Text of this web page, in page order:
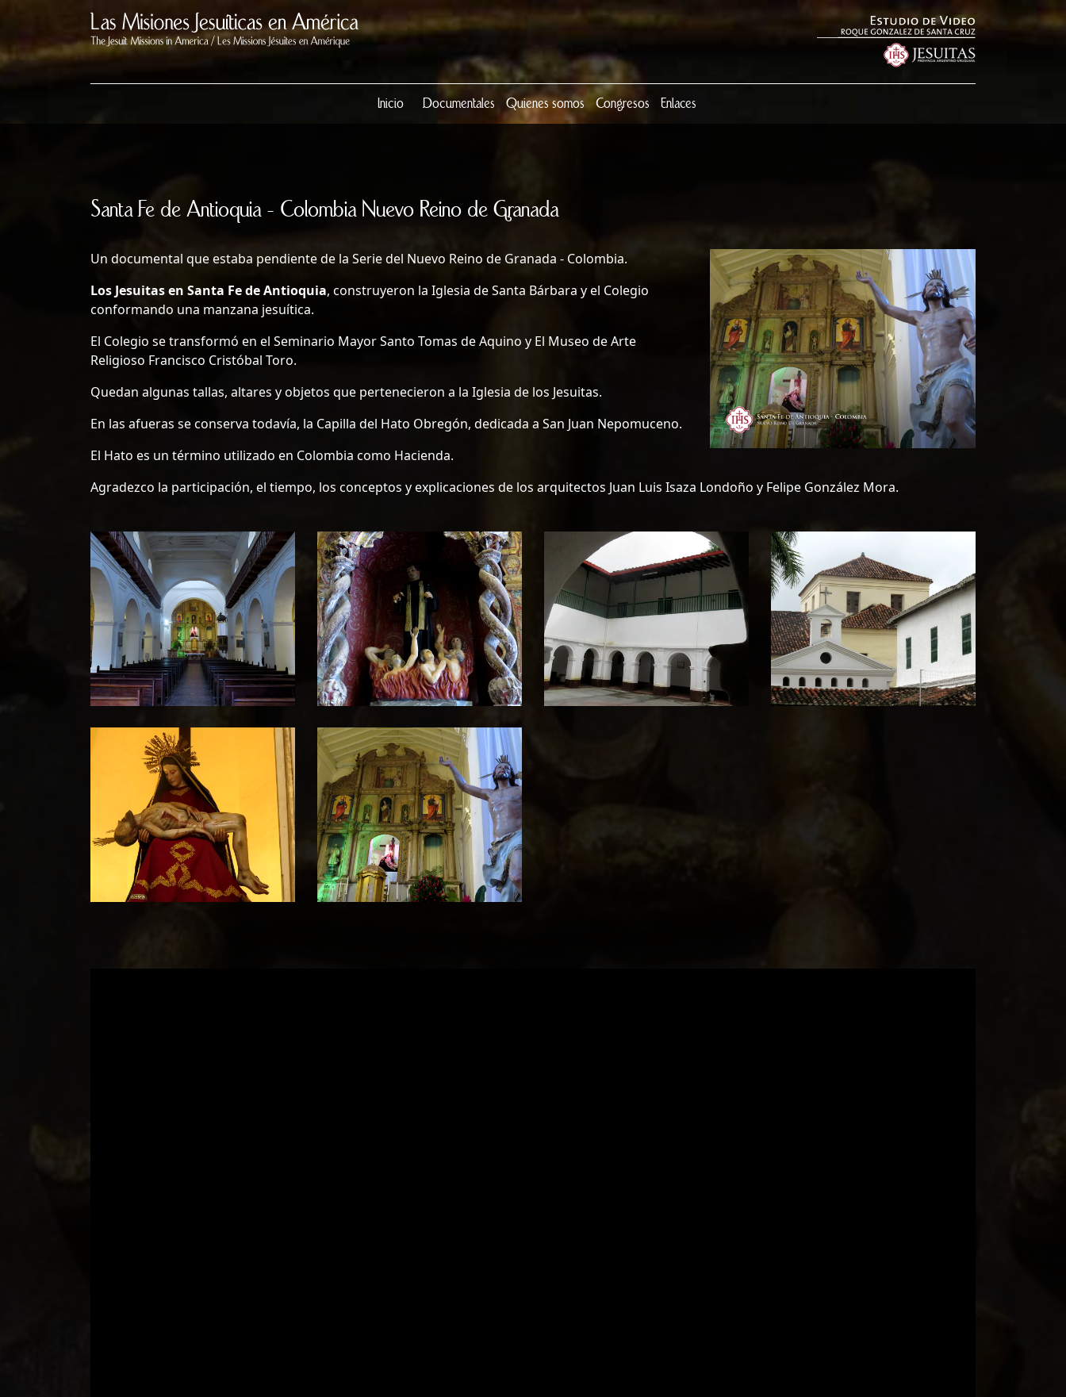
Inicio Documentales Quienes somos Congresos Enlaces
Santa Fe de Antioquia - Colombia Nuevo Reino de Granada
Un documental que estaba pendiente de la Serie del Nuevo Reino de Granada - Colombia.
Los Jesuitas en Santa Fe de Antioquia, construyeron la Iglesia de Santa Bárbara y el Colegio
conformando una manzana jesuítica.
El Colegio se transformó en el Seminario Mayor Santo Tomas de Aquino y El Museo de Arte
Religioso Francisco Cristóbal Toro.
Quedan algunas tallas, altares y objetos que pertenecieron a la Iglesia de los Jesuitas.
En las afueras se conserva todavía, la Capilla del Hato Obregón, dedicada a San Juan Nepomuceno.
El Hato es un término utilizado en Colombia como Hacienda.
Agradezco la participación, el tiempo, los conceptos y explicaciones de los arquitectos Juan Luis Isaza Londoño y Felipe González Mora.